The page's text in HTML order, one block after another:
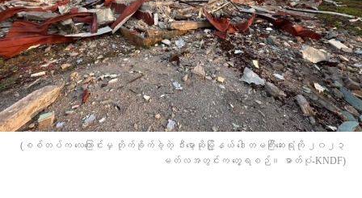
(စစ်တပ်က လေကြောင်းမှ တိုက်ခိုက်ခဲ့တဲ့ ဒီးမော့ဆိုမြို့နယ် ဒေါတမကြီးဆေးရုံကို ၂၀၂၃
မတ်လအတွင်းက တွေ့ရစဉ်။ ဓာတ်ပုံ-KNDF)